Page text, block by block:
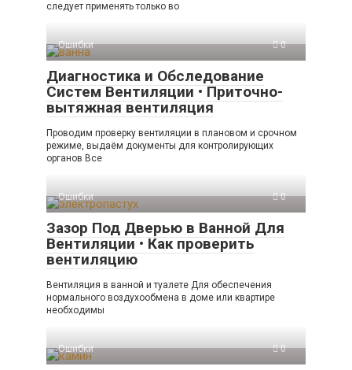
следует применять только во
Ошибки 0
Диагностика и Обследование
Систем Вентиляции • Приточно-
вытяжная вентиляция
Проводим проверку вентиляции в плановом и срочном
режиме, выдаём документы для контролирующих
органов Все
Ошибки 0
Зазор Под Дверью в Ванной Для
Вентиляции • Как проверить
вентиляцию
Вентиляция в ванной и туалете Для обеспечения
нормального воздухообмена в доме или квартире
необходимы
Ошибки 0